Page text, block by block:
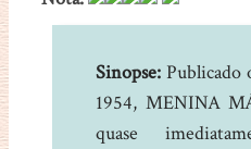
Sinopse:Publicado
1954, MENINA
quase